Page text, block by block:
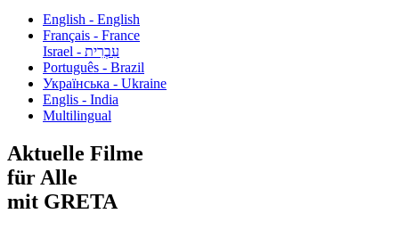
English - English
Français - France
עִבְרִית - Israel
Português - Brazil
Українська - Ukraine
Englis - India
Multilingual
Aktuelle Filme
für Alle
mit GRETA